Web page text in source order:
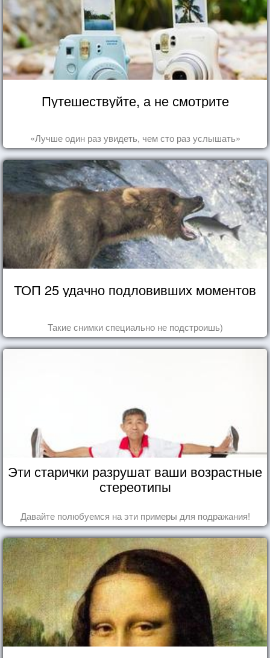
Путешествуйте, а не смотрите
«Лучше один раз увидеть, чем сто раз услышать»
ТОП 25 удачно подловивших моментов
Такие снимки специально не подстроишь)
Эти старички разрушат ваши возрастные
стереотипы
Давайте полюбуемся на эти примеры для подражания!